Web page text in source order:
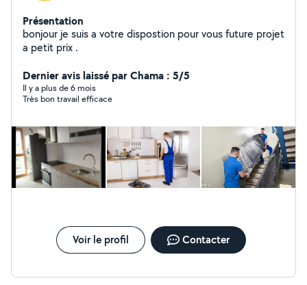
Présentation
bonjour je suis a votre dispostion pour vous future projet
a petit prix .
Dernier avis laissé par Chama : 5/5
Il y a plus de 6 mois
Très bon travail efficace
Voir le profil Contacter